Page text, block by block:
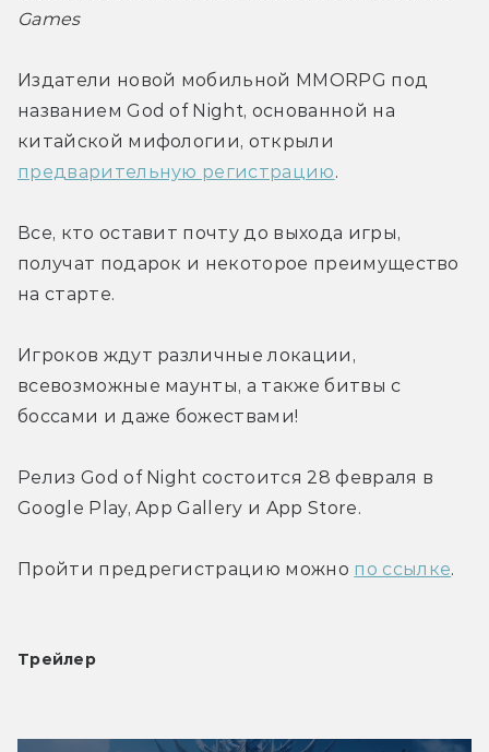
Games
Издатели новой мобильной MMORPG под
названием God of Night, основанной на
предварительную регистрацию.
Все, кто оставит почту до выхода игры,
получат подарок и некоторое преимущество
на старте.
Игроков ждут различные локации,
всевозможные маунты, а также битвы с
боссами и даже божествами!
Релиз God of Night состоится 28 февраля в
Google Play, App Gallery и App Store.
Пройти предрегистрацию можно по ссылке.
Трейлер